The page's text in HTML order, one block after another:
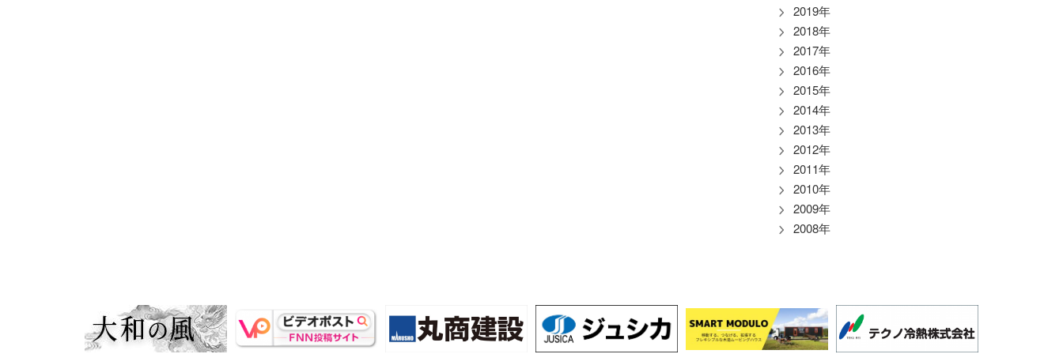
2019年
2018年
2017年
2016年
2015年
2014年
2013年
2012年
2011年
2010年
2009年
2008年